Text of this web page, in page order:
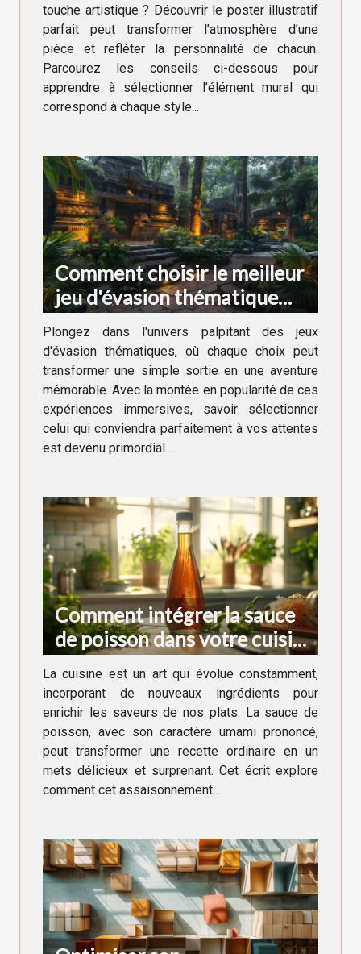
touche artistique ? Découvrir le poster illustratif
parfait peut transformer l’atmosphère d’une
pièce et refléter la personnalité de chacun.
Parcourez les conseils ci-dessous pour
apprendre à sélectionner l’élément mural qui
correspond à chaque style...
Comment choisir le meilleur
jeu d'évasion thématique
pour votre prochaine
aventure
Plongez dans l'univers palpitant des jeux
d'évasion thématiques, où chaque choix peut
transformer une simple sortie en une aventure
mémorable. Avec la montée en popularité de ces
expériences immersives, savoir sélectionner
celui qui conviendra parfaitement à vos attentes
est devenu primordial....
Comment intégrer la sauce
de poisson dans votre cuisine
quotidienne
La cuisine est un art qui évolue constamment,
incorporant de nouveaux ingrédients pour
enrichir les saveurs de nos plats. La sauce de
poisson, avec son caractère umami prononcé,
peut transformer une recette ordinaire en un
mets délicieux et surprenant. Cet écrit explore
comment cet assaisonnement...